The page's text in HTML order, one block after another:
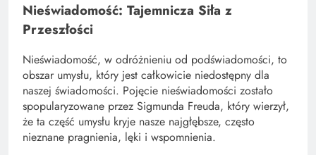
Nieświadomość: Tajemnicza Siła z
Przeszłości
Nieświadomość, w odróżnieniu od podświadomości, to
obszar umysłu, który jest całkowicie niedostępny dla
naszej świadomości. Pojęcie nieświadomości zostało
spopularyzowane przez Sigmunda Freuda, który wierzył,
że ta część umysłu kryje nasze najgłębsze, często
nieznane pragnienia, lęki i wspomnienia.